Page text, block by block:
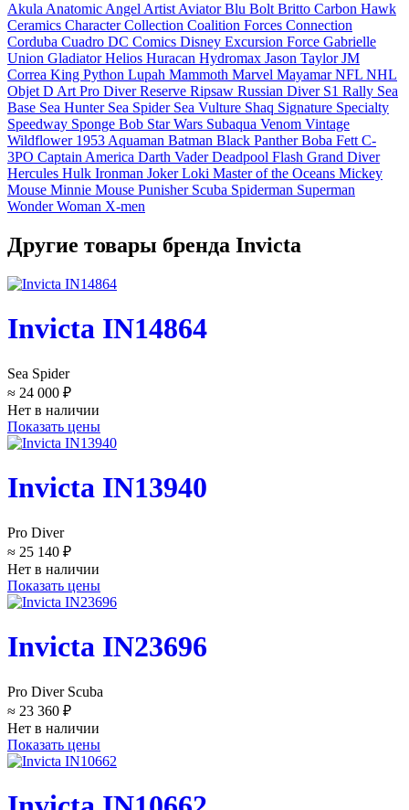
Akula Anatomic Angel Artist AviatorBlu Bolt Britto Carbon Hawk
Ceramics Character Collection Coalition Forces Connection
Corduba Cuadro DC Comics Disney Excursion Force Gabrielle
Union GladiatorHelios Huracan Hydromax Jason TaylorJM
Correa King Python Lupah Mammoth Marvel MayamarNFL NHL
Objet D Art Pro DiverReserve Ripsaw Russian Diver S1 Rally Sea
Base Sea Hunter Sea Spider Sea Vulture Shaq Signature Specialty
Speedway Sponge Bob Star Wars Subaqua Venom Vintage
Wildflower 1953 Aquaman Batman Black PantherBoba Fett C-
3PO Captain America Darth VaderDeadpool Flash Grand Diver
Hercules Hulk Ironman JokerLoki Master of the Oceans Mickey
Mouse Minnie Mouse Punisher Scuba Spiderman Superman
Wonder Woman X-men
Другие товары бренда Invicta
Invicta IN14864
Sea Spider
≈ 24 000 ₽
Нет в наличии
Показать цены
Invicta IN13940
Pro Diver
≈ 25 140 ₽
Нет в наличии
Показать цены
Invicta IN23696
Pro Diver Scuba
≈ 23 360 ₽
Нет в наличии
Показать цены